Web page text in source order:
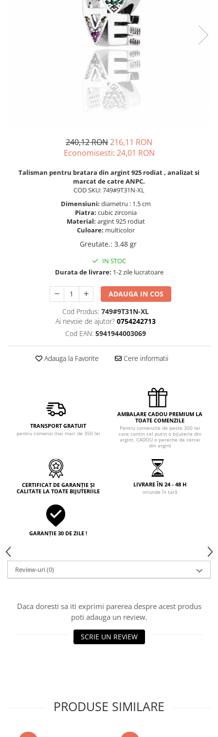
BRATARI PENTRU PICIOR
240,12 RON216,11 RON
Economisesti: 24,01 RON
Talisman pentru bratara din argint 925 rodiat , analizat si
marcat de catre ANPC.
COD SKU: 749#9T31N-XL
Dimensiuni: diametru : 1.5 cm
Piatra: cubic zirconia
Material: argint 925 rodiat
Culoare: multicolor
Greutate.: 3.48 gr
IN STOC
Durata de livrare: 1-2 zile lucratoare
ADAUGA IN COS
Cod Produs: 749#9T31N-XL
Ai nevoie de ajutor? 0754242713
Cod EAN: 5941944003069
Adauga la Favorite Cere informatii
TRANSPORT GRATUIT
pentru comenzi mai mari de 350 lei
AMBALARE CADOU PREMIUM LA
TOATE COMENZILE
Pentru comenzile de peste 300 lei
care contin cel putin o bijuterie din
argint, CADOU o pereche de cercei
din argint
CERTIFICAT DE GARANȚIE ȘI
CALITATE LA TOATE BIJUTERIILE
LIVRARE ÎN 24 - 48 H
oriunde în țară
GARANȚIE 30 DE ZILE !
Review-uri(0)
Daca doresti sa iti exprimi parerea despre acest produs
poti adauga un review.
SCRIE UN REVIEW
PRODUSE SIMILARE